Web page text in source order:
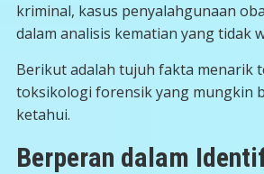
kriminal, kasus penyalahgunaan
dalam analisis kematian yang tidak
Berikut adalah tujuh fakta menarik
toksikologi forensik yang mungkin
ketahui.
Berperan dalam